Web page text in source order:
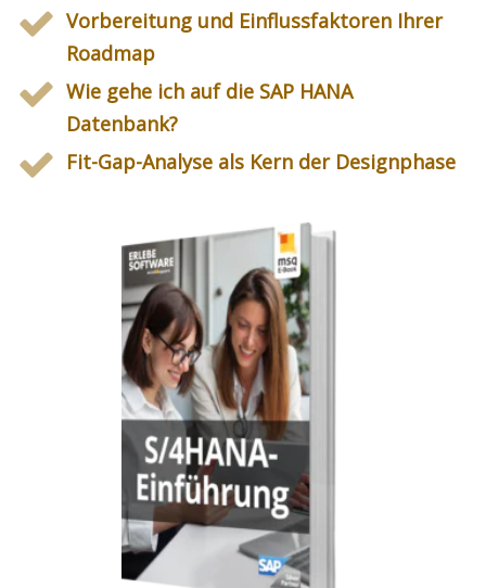
Vorbereitung und Einflussfaktoren Ihrer
Roadmap
Wie gehe ich auf die SAP HANA
Datenbank?
Fit-Gap-Analyse als Kern der Designphase